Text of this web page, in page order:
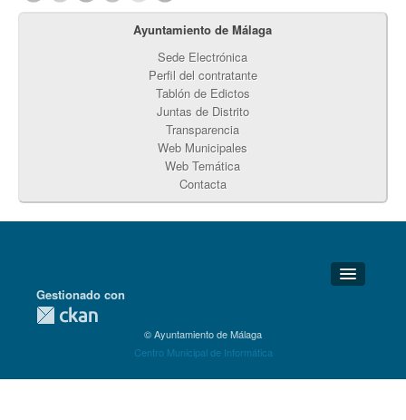
Ayuntamiento de Málaga
Sede Electrónica
Perfil del contratante
Tablón de Edictos
Juntas de Distrito
Transparencia
Web Municipales
Web Temática
Contacta
Detalles Técnicos
Gestionado con
© Ayuntamiento de Málaga
Centro Municipal de Informática